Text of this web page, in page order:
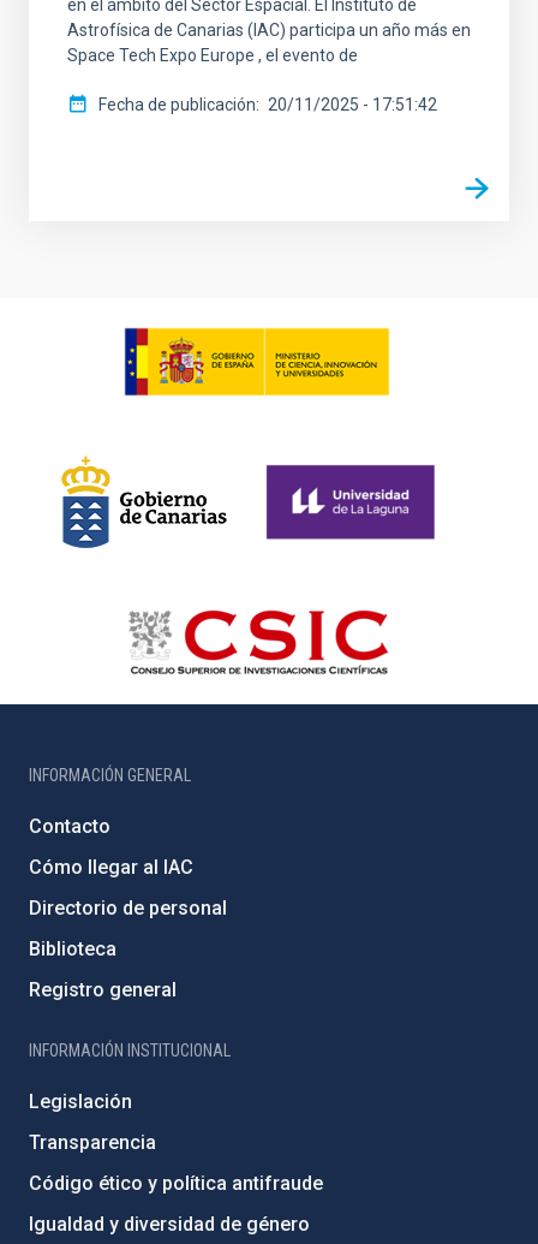
en el ámbito del Sector Espacial. El Instituto de
Astrofísica de Canarias (IAC) participa un año más en
Space Tech Expo Europe , el evento de
Fecha de publicación 20/11/2025 - 17:51:42
INFORMACIÓN GENERAL
Contacto
Cómo llegar al IAC
Directorio de personal
Biblioteca
Registro general
INFORMACIÓN INSTITUCIONAL
Legislación
Transparencia
Código ético y política antifraude
Igualdad y diversidad de género